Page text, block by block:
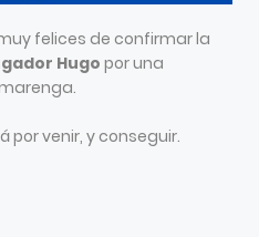
felices de confirmar la
Hugopor una
por venir, y conseguir.